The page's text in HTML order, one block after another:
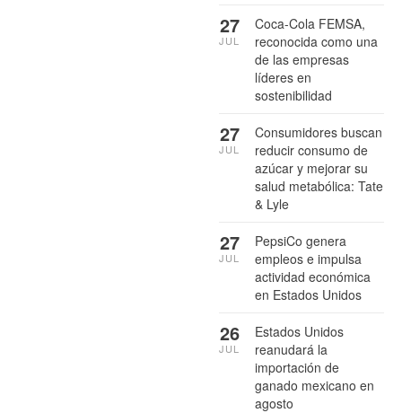
Coca-Cola FEMSA,
reconocida como una
de las empresas
líderes en
sostenibilidad
27
JUL
Consumidores buscan
reducir consumo de
azúcar y mejorar su
salud metabólica: Tate
& Lyle
27
JUL
PepsiCo genera
empleos e impulsa
actividad económica
en Estados Unidos
27
JUL
Estados Unidos
reanudará la
importación de
ganado mexicano en
agosto
26
JUL